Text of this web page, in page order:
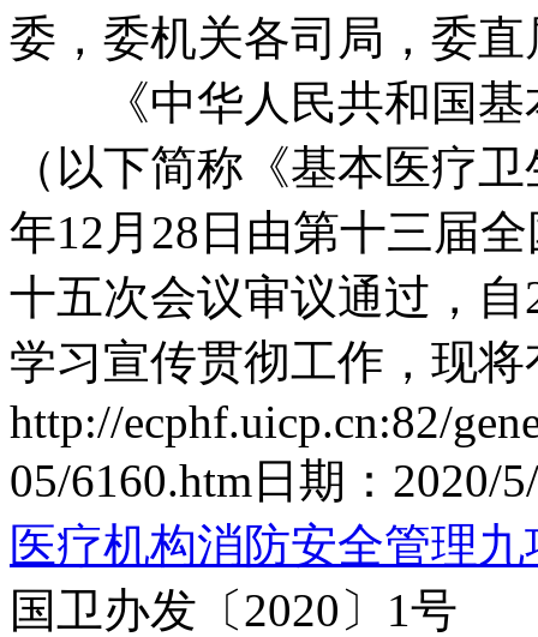
委，委机关各司局，委
《中华人民共和国基
（以下简称《基本医疗
年12月28日由第十三届
十五次会议审议通过，
学习宣传贯彻工作，现
http://ecphf.uicp.cn:82/
05/6160.htm 日期： 2020/
医疗机构消防安全管理
国卫办发〔2020〕1号